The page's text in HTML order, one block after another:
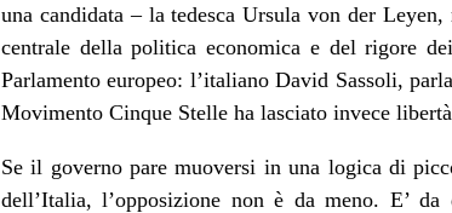
una candidata – la tedesca Ursula von der
centrale della politica economica e del rigore
Parlamento europeo: l’italiano David Sassoli,
Movimento Cinque Stelle ha lasciato invece
Se il governo pare muoversi in una logica di
dell’Italia, l’opposizione non è da meno. E’